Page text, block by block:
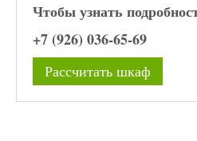
Чтобы узнать
+7 (926) 036-65-69
Рассчитать шкаф